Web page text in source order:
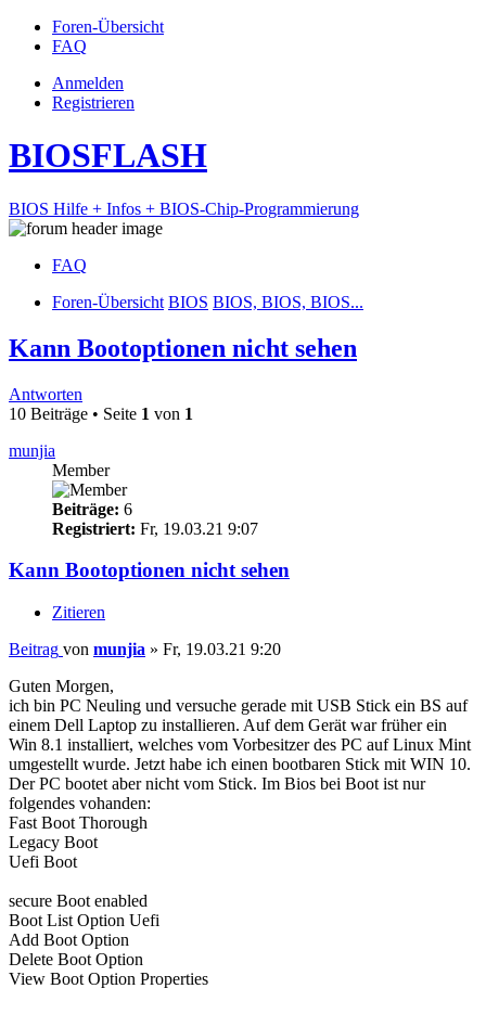
Foren-Übersicht
FAQ
Anmelden
Registrieren
BIOSFLASH
BIOS Hilfe + Infos + BIOS-Chip-Programmierung
FAQ
Foren-Übersicht BIOS BIOS, BIOS, BIOS...
Kann Bootoptionen nicht sehen
Antworten
10 Beiträge • Seite 1 von 1
munjia
Member
Beiträge: 6
Registriert: Fr, 19.03.21 9:07
Kann Bootoptionen nicht sehen
Zitieren
Beitrag von munjia » Fr, 19.03.21 9:20
Guten Morgen,
ich bin PC Neuling und versuche gerade mit USB Stick ein BS auf
einem Dell Laptop zu installieren. Auf dem Gerät war früher ein
Win 8.1 installiert, welches vom Vorbesitzer des PC auf Linux Mint
umgestellt wurde. Jetzt habe ich einen bootbaren Stick mit WIN 10.
Der PC bootet aber nicht vom Stick. Im Bios bei Boot ist nur
folgendes vohanden:
Fast Boot Thorough
Legacy Boot
Uefi Boot
secure Boot enabled
Boot List Option Uefi
Add Boot Option
Delete Boot Option
View Boot Option Properties